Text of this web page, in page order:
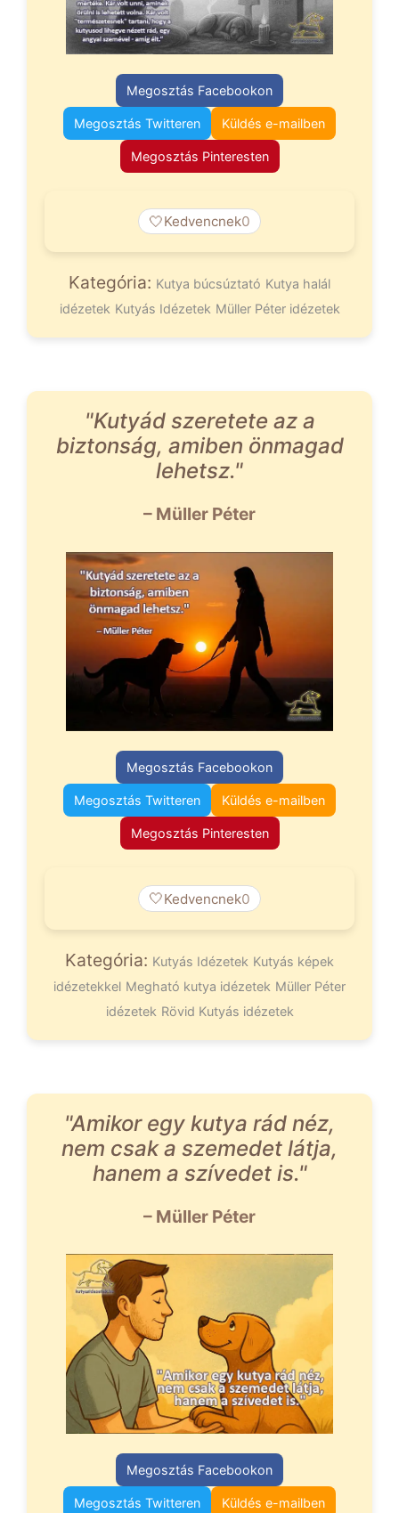
Megosztás Facebookon
Megosztás Twitteren Küldés e-mailben
Megosztás Pinteresten
🤍Kedvencnek0
Kategória: Kutya búcsúztató Kutya halál
idézetek Kutyás Idézetek Müller Péter idézetek
"Kutyád szeretete az a
biztonság, amiben önmagad
lehetsz."
– Müller Péter
Megosztás Facebookon
Megosztás Twitteren Küldés e-mailben
Megosztás Pinteresten
🤍Kedvencnek0
Kategória: Kutyás Idézetek Kutyás képek
idézetekkel Megható kutya idézetek Müller Péter
idézetek Rövid Kutyás idézetek
"Amikor egy kutya rád néz,
nem csak a szemedet látja,
hanem a szívedet is."
– Müller Péter
Megosztás Facebookon
Megosztás Twitteren Küldés e-mailben